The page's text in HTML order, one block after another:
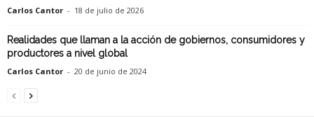
Carlos Cantor - 18 de julio de 2026
Realidades que llaman a la acción de gobiernos, consumidores y
productores a nivel global
Carlos Cantor - 20 de junio de 2024